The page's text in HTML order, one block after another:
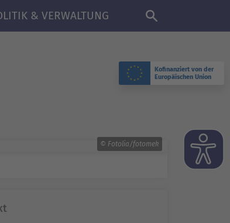
Kofinanziert von der
Europäischen Union
DE
& VERWALTUNG
© Fotolia/fotomek